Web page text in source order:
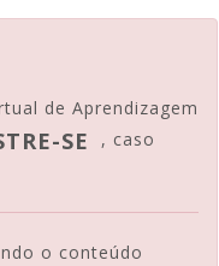
de Aprendizagem
SE
, caso
o conteúdo